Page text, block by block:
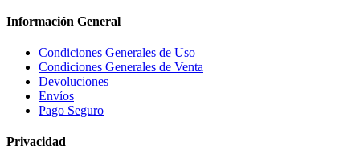
Información General
Condiciones Generales de Uso
Condiciones Generales de Venta
Devoluciones
Envíos
Pago Seguro
Privacidad